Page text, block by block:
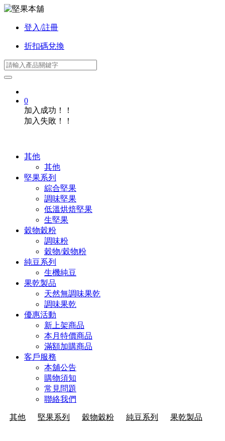
登入/註冊
折扣碼兌換
0
加入成功！！
加入失敗！！
其他
其他
堅果系列
綜合堅果
調味堅果
低溫烘焙堅果
生堅果
穀物穀粉
調味粉
穀物/穀物粉
純豆系列
生機純豆
果乾製品
天然無調味果乾
調味果乾
優惠活動
新上架商品
本月特價商品
滿額加購商品
客戶服務
本舖公告
購物須知
常見問題
聯絡我們
其他 堅果系列 穀物穀粉 純豆系列 果乾製品